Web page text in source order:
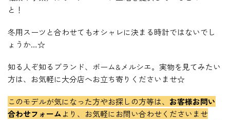
と！
冬用スーツと合わせてもオシャレに決まる時計ではないでし
ょうか…☆
知る人ぞ知るブランド、ボーム&メルシエ。実物を見てみたい
方は、お気軽に大分店へお立ち寄りくださいませ☆
このモデルが気になった方やお探しの方等は、 お客様お問い
合わせフォームより、お気軽にお問い合わせくださいませ